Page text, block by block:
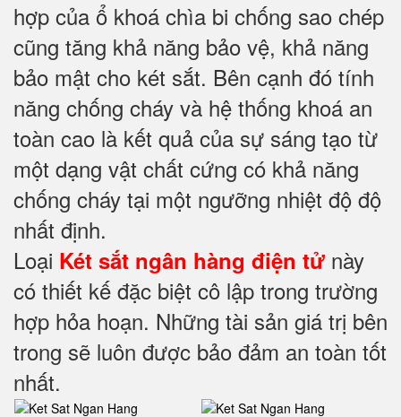
hợp của ổ khoá chìa bi chống sao chép
cũng tăng khả năng bảo vệ, khả năng
bảo mật cho két sắt. Bên cạnh đó tính
năng chống cháy và hệ thống khoá an
toàn cao là kết quả của sự sáng tạo từ
một dạng vật chất cứng có khả năng
chống cháy tại một ngưỡng nhiệt độ độ
nhất định.
Loại Két sắt ngân hàng điện tử này
có thiết kế đặc biệt cô lập trong trường
hợp hỏa hoạn. Những tài sản giá trị bên
trong sẽ luôn được bảo đảm an toàn tốt
nhất.